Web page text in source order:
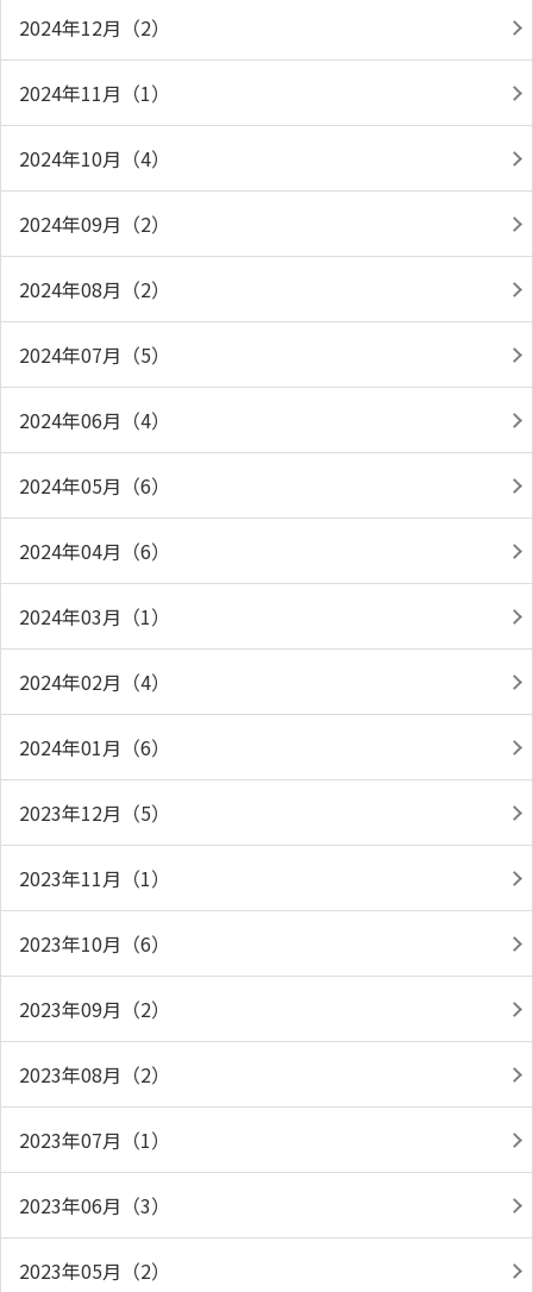
2024年12月（2）
2024年11月（1）
2024年10月（4）
2024年09月（2）
2024年08月（2）
2024年07月（5）
2024年06月（4）
2024年05月（6）
2024年04月（6）
2024年03月（1）
2024年02月（4）
2024年01月（6）
2023年12月（5）
2023年11月（1）
2023年10月（6）
2023年09月（2）
2023年08月（2）
2023年07月（1）
2023年06月（3）
2023年05月（2）